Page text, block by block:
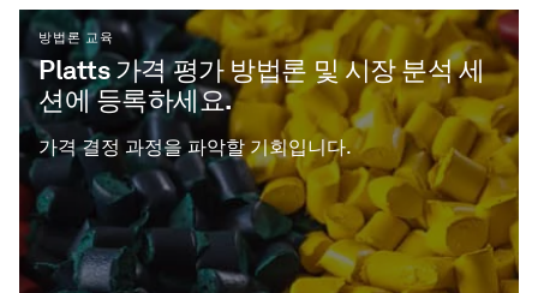
방법론 교육
Platts 가격 평가 방법론 및 시장 분석 세
션에 등록하세요.
가격 결정 과정을 파악할 기회입니다.